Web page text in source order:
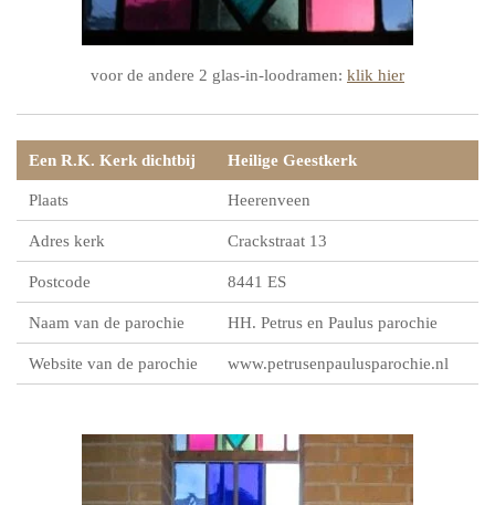
voor de andere 2 glas-in-loodramen: klik hier
Een R.K. Kerk dichtbij Heilige Geestkerk
Plaats Heerenveen
Adres kerk Crackstraat 13
Postcode 8441 ES
Naam van de parochie HH. Petrus en Paulus parochie
Website van de parochie www.petrusenpaulusparochie.nl